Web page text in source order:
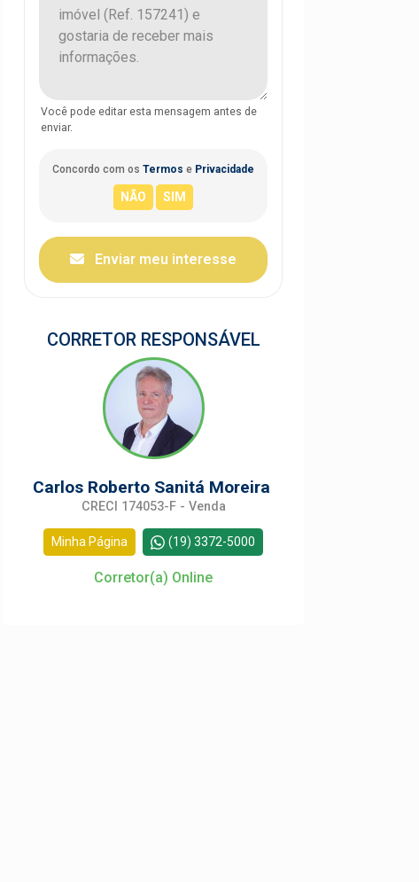
Você pode editar esta mensagem antes de
enviar.
Concordo com os Termos e Privacidade
Enviar meu interesse
CORRETOR RESPONSÁVEL
Carlos Roberto Sanitá Moreira
CRECI 174053-F - Venda
Minha Página (19) 3372-5000
Corretor(a) Online